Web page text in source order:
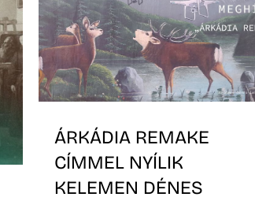
ÁRKÁDIA REMAKE
CÍMMEL NYÍLIK
KELEMEN DÉNES